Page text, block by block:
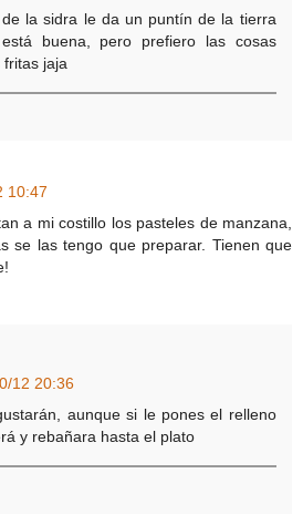
la sidra le da un puntín de la tierra
buena, pero prefiero las cosas
fritas jaja
10:47
a mi costillo los pasteles de manzana,
se las tengo que preparar. Tienen que
12 20:36
aunque si le pones el relleno
y rebañara hasta el plato